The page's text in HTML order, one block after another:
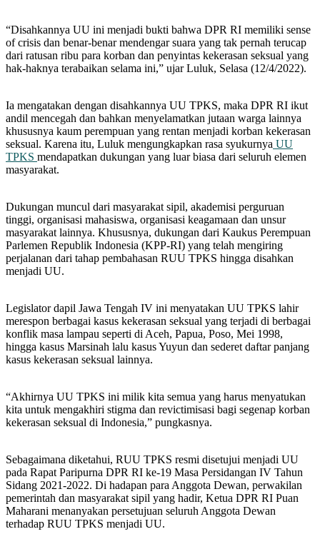
“Disahkannya UU ini menjadi bukti bahwa DPR RI memiliki sense
of crisis dan benar-benar mendengar suara yang tak pernah terucap
dari ratusan ribu para korban dan penyintas kekerasan seksual yang
hak-haknya terabaikan selama ini,” ujar Luluk, Selasa (12/4/2022).
Ia mengatakan dengan disahkannya UU TPKS, maka DPR RI ikut
andil mencegah dan bahkan menyelamatkan jutaan warga lainnya
khususnya kaum perempuan yang rentan menjadi korban kekerasan
seksual. Karena itu, Luluk mengungkapkan rasa syukurnya UU
TPKS mendapatkan dukungan yang luar biasa dari seluruh elemen
masyarakat.
Dukungan muncul dari masyarakat sipil, akademisi perguruan
tinggi, organisasi mahasiswa, organisasi keagamaan dan unsur
masyarakat lainnya. Khususnya, dukungan dari Kaukus Perempuan
Parlemen Republik Indonesia (KPP-RI) yang telah mengiring
perjalanan dari tahap pembahasan RUU TPKS hingga disahkan
menjadi UU.
Legislator dapil Jawa Tengah IV ini menyatakan UU TPKS lahir
merespon berbagai kasus kekerasan seksual yang terjadi di berbagai
konflik masa lampau seperti di Aceh, Papua, Poso, Mei 1998,
hingga kasus Marsinah lalu kasus Yuyun dan sederet daftar panjang
kasus kekerasan seksual lainnya.
“Akhirnya UU TPKS ini milik kita semua yang harus menyatukan
kita untuk mengakhiri stigma dan revictimisasi bagi segenap korban
kekerasan seksual di Indonesia,” pungkasnya.
Sebagaimana diketahui, RUU TPKS resmi disetujui menjadi UU
pada Rapat Paripurna DPR RI ke-19 Masa Persidangan IV Tahun
Sidang 2021-2022. Di hadapan para Anggota Dewan, perwakilan
pemerintah dan masyarakat sipil yang hadir, Ketua DPR RI Puan
Maharani menanyakan persetujuan seluruh Anggota Dewan
terhadap RUU TPKS menjadi UU.